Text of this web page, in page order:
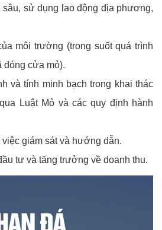
sâu, sử dụng lao động địa phương,
môi trường (trong suốt quá trình
đóng cửa mỏ).
và tính minh bạch trong khai thác
Luật Mỏ và các quy định hành
giám sát và hướng dẫn.
tư và tăng trưởng về doanh thu.